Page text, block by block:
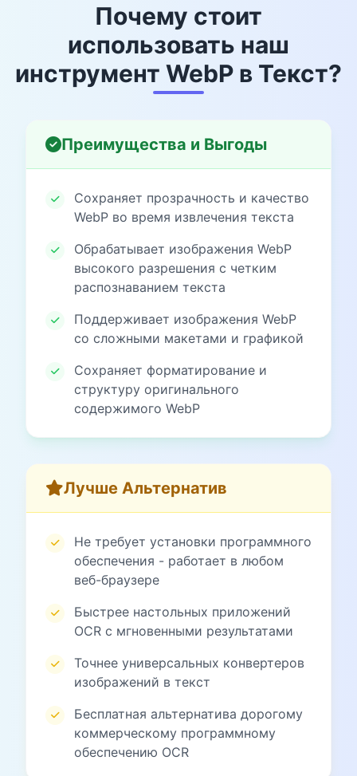
Почему стоит
использовать наш
инструмент WebP в Текст?
Преимущества и Выгоды
Сохраняет прозрачность и качество
WebP во время извлечения текста
Обрабатывает изображения WebP
высокого разрешения с четким
распознаванием текста
Поддерживает изображения WebP
со сложными макетами и графикой
Сохраняет форматирование и
структуру оригинального
содержимого WebP
Лучше Альтернатив
Не требует установки программного
обеспечения - работает в любом
веб-браузере
Быстрее настольных приложений
OCR с мгновенными результатами
Точнее универсальных конвертеров
изображений в текст
Бесплатная альтернатива дорогому
коммерческому программному
обеспечению OCR